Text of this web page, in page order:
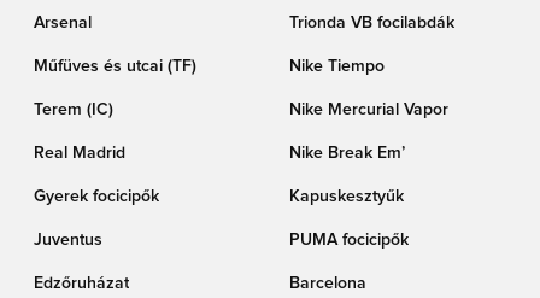
Arsenal Trionda VB focilabdák
Műfüves és utcai (TF) Nike Tiempo
Terem (IC) Nike Mercurial Vapor
Real Madrid Nike Break Em’
Gyerek focicipők Kapuskesztyűk
Juventus PUMA focicipők
Edzőruházat Barcelona